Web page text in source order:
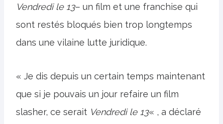
Vendredi le 13– un film et une franchise qui
sont restés bloqués bien trop longtemps
dans une vilaine lutte juridique.
« Je dis depuis un certain temps maintenant
que si je pouvais un jour refaire un film
slasher, ce serait Vendredi le 13« , a déclaré